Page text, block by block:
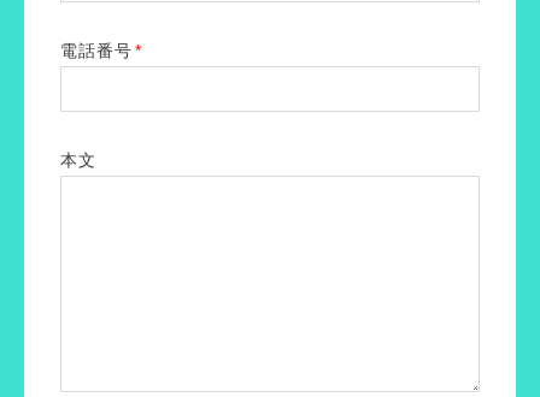
電話番号*
本文